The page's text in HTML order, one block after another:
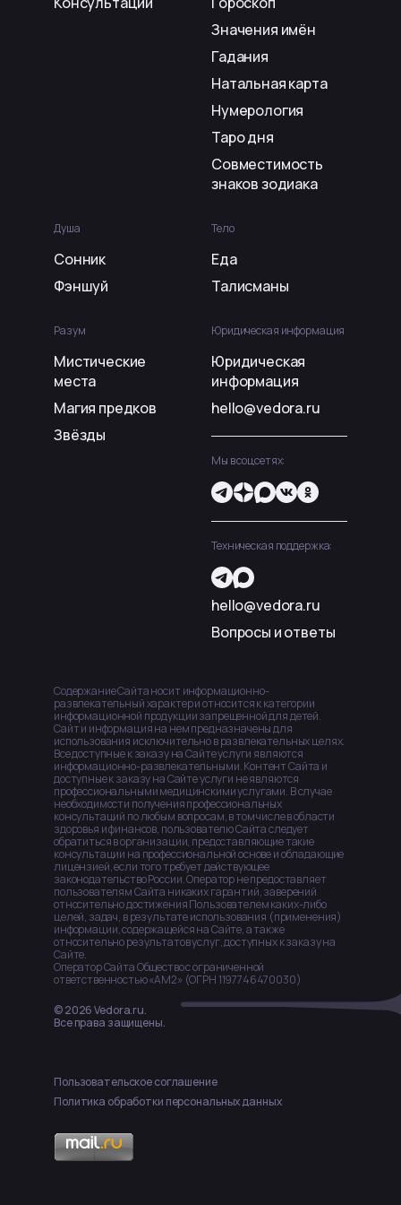
Значения имён
Гадания
Натальная карта
Нумерология
Таро дня
Совместимость
знаков зодиака
Душа
Сонник
Фэншуй
Тело
Еда
Талисманы
Разум
Мистические
места
Магия предков
Звёзды
Юридическая информация
Юридическая
информация
hello@vedora.ru
Мы в соцсетях:
Техническая поддержка:
hello@vedora.ru
Вопросы и ответы
Содержание Сайта носит информационно-
развлекательный характер и относится к категории
информационной продукции запрещенной для детей.
Сайт и информация на нем предназначены для
использования исключительно в развлекательных целях.
Все доступные к заказу на Сайте услуги являются
информационно-развлекательными. Контент Сайта и
доступные к заказу на Сайте услуги не являются
профессиональными медицинскими услугами. В случае
необходимости получения профессиональных
консультаций по любым вопросам, в том числе в области
здоровья и финансов, пользователю Сайта следует
обратиться в организации, предоставляющие такие
консультации на профессиональной основе и обладающие
лицензией, если того требует действующее
законодательство России. Оператор не предоставляет
пользователям Сайта никаких гарантий, заверений
относительно достижения Пользователем каких-либо
целей, задач, в результате использования (применения)
информации, содержащейся на Сайте, а также
относительно результатов услуг, доступных к заказу на
Сайте.
Оператор Сайта Общество с ограниченной
ответственностью «АМ2» (ОГРН 1197746470030)
© 2026 Vedora.ru.
Все права защищены.
Пользовательское соглашение
Политика обработки персональных данных